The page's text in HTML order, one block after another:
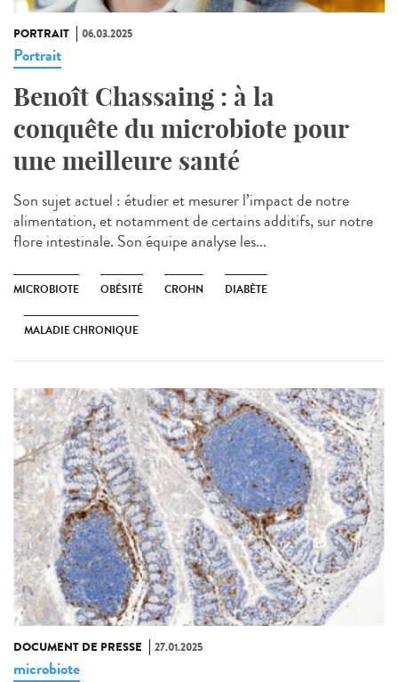
PORTRAIT 06.03.2025
Portrait
Benoît Chassaing : à la
conquête du microbiote pour
une meilleure santé
Son sujet actuel : étudier et mesurer l’impact de notre
alimentation, et notamment de certains additifs, sur notre
flore intestinale. Son équipe analyse les...
MICROBIOTE OBÉSITÉ CROHN DIABÈTE
MALADIE CHRONIQUE
DOCUMENT DE PRESSE 27.01.2025
microbiote